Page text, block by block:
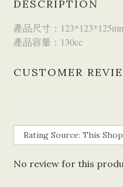
DESCRIPTION
產品尺寸：
產品容量：130cc
CUSTOMER
No review for this